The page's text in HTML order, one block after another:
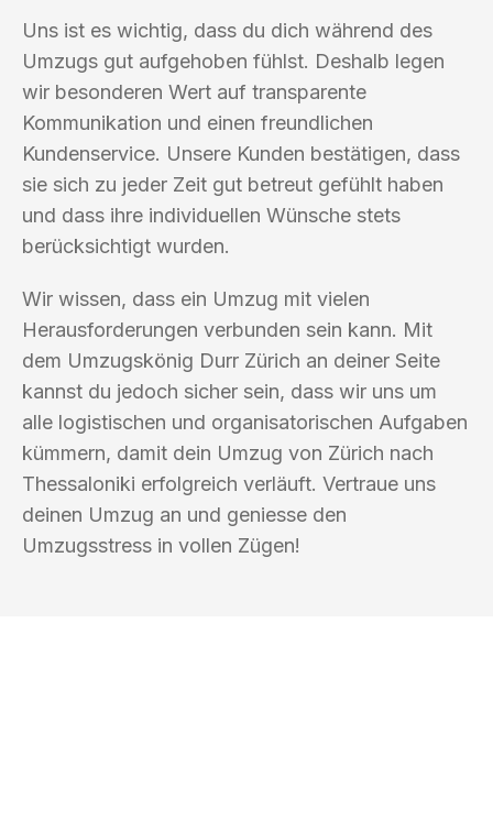
Uns ist es wichtig, dass du dich während des
Umzugs gut aufgehoben fühlst. Deshalb legen
wir besonderen Wert auf transparente
Kommunikation und einen freundlichen
Kundenservice. Unsere Kunden bestätigen, dass
sie sich zu jeder Zeit gut betreut gefühlt haben
und dass ihre individuellen Wünsche stets
berücksichtigt wurden.
Wir wissen, dass ein Umzug mit vielen
Herausforderungen verbunden sein kann. Mit
dem Umzugskönig Durr Zürich an deiner Seite
kannst du jedoch sicher sein, dass wir uns um
alle logistischen und organisatorischen Aufgaben
kümmern, damit dein Umzug von Zürich nach
Thessaloniki erfolgreich verläuft. Vertraue uns
deinen Umzug an und geniesse den
Umzugsstress in vollen Zügen!